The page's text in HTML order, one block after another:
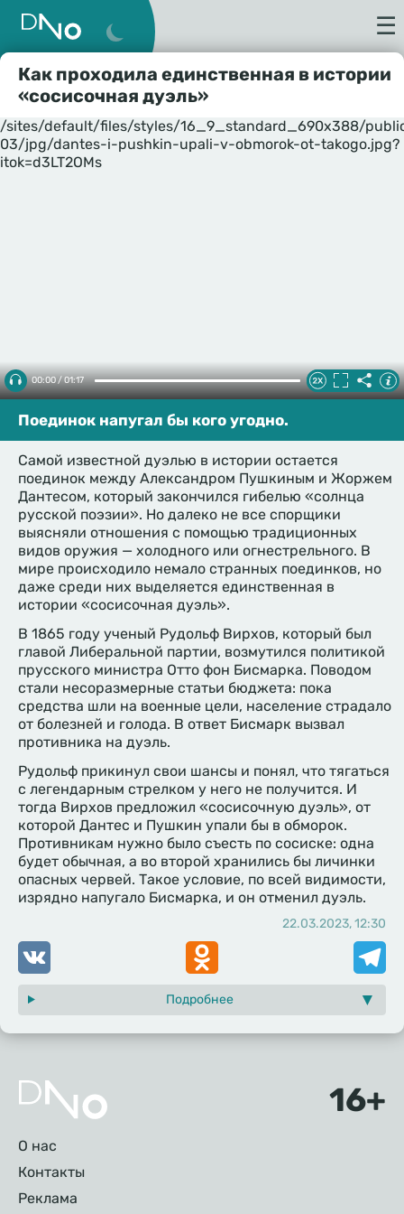
☰
Как проходила единственная в истории
«сосисочная дуэль»
/sites/default/files/styles/16_9_standard_690x388/
03/jpg/dantes-i-pushkin-upali-v-obmorok-ot-takogo.jpg?
itok=d3LT2OMs
00:00 / 01:17
Поединок напугал бы кого угодно.
Самой известной дуэлью в истории остается
поединок между Александром Пушкиным и Жоржем
Дантесом, который закончился гибелью «солнца
русской поэзии». Но далеко не все спорщики
выясняли отношения с помощью традиционных
видов оружия — холодного или огнестрельного. В
мире происходило немало странных поединков, но
даже среди них выделяется единственная в
истории «сосисочная дуэль».
В 1865 году ученый Рудольф Вирхов, который был
главой Либеральной партии, возмутился политикой
прусского министра Отто фон Бисмарка. Поводом
стали несоразмерные статьи бюджета: пока
средства шли на военные цели, население страдало
от болезней и голода. В ответ Бисмарк вызвал
противника на дуэль.
Рудольф прикинул свои шансы и понял, что тягаться
с легендарным стрелком у него не получится. И
тогда Вирхов предложил «сосисочную дуэль», от
которой Дантес и Пушкин упали бы в обморок.
Противникам нужно было съесть по сосиске: одна
будет обычная, а во второй хранились бы личинки
опасных червей. Такое условие, по всей видимости,
изрядно напугало Бисмарка, и он отменил дуэль.
22.03.2023, 12:30
VK Odnoklassniki
Подробнее
Подвал
О нас
Контакты
Реклама